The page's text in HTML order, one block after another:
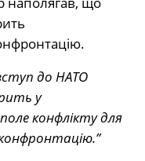
до НАТО
у
конфлікту для